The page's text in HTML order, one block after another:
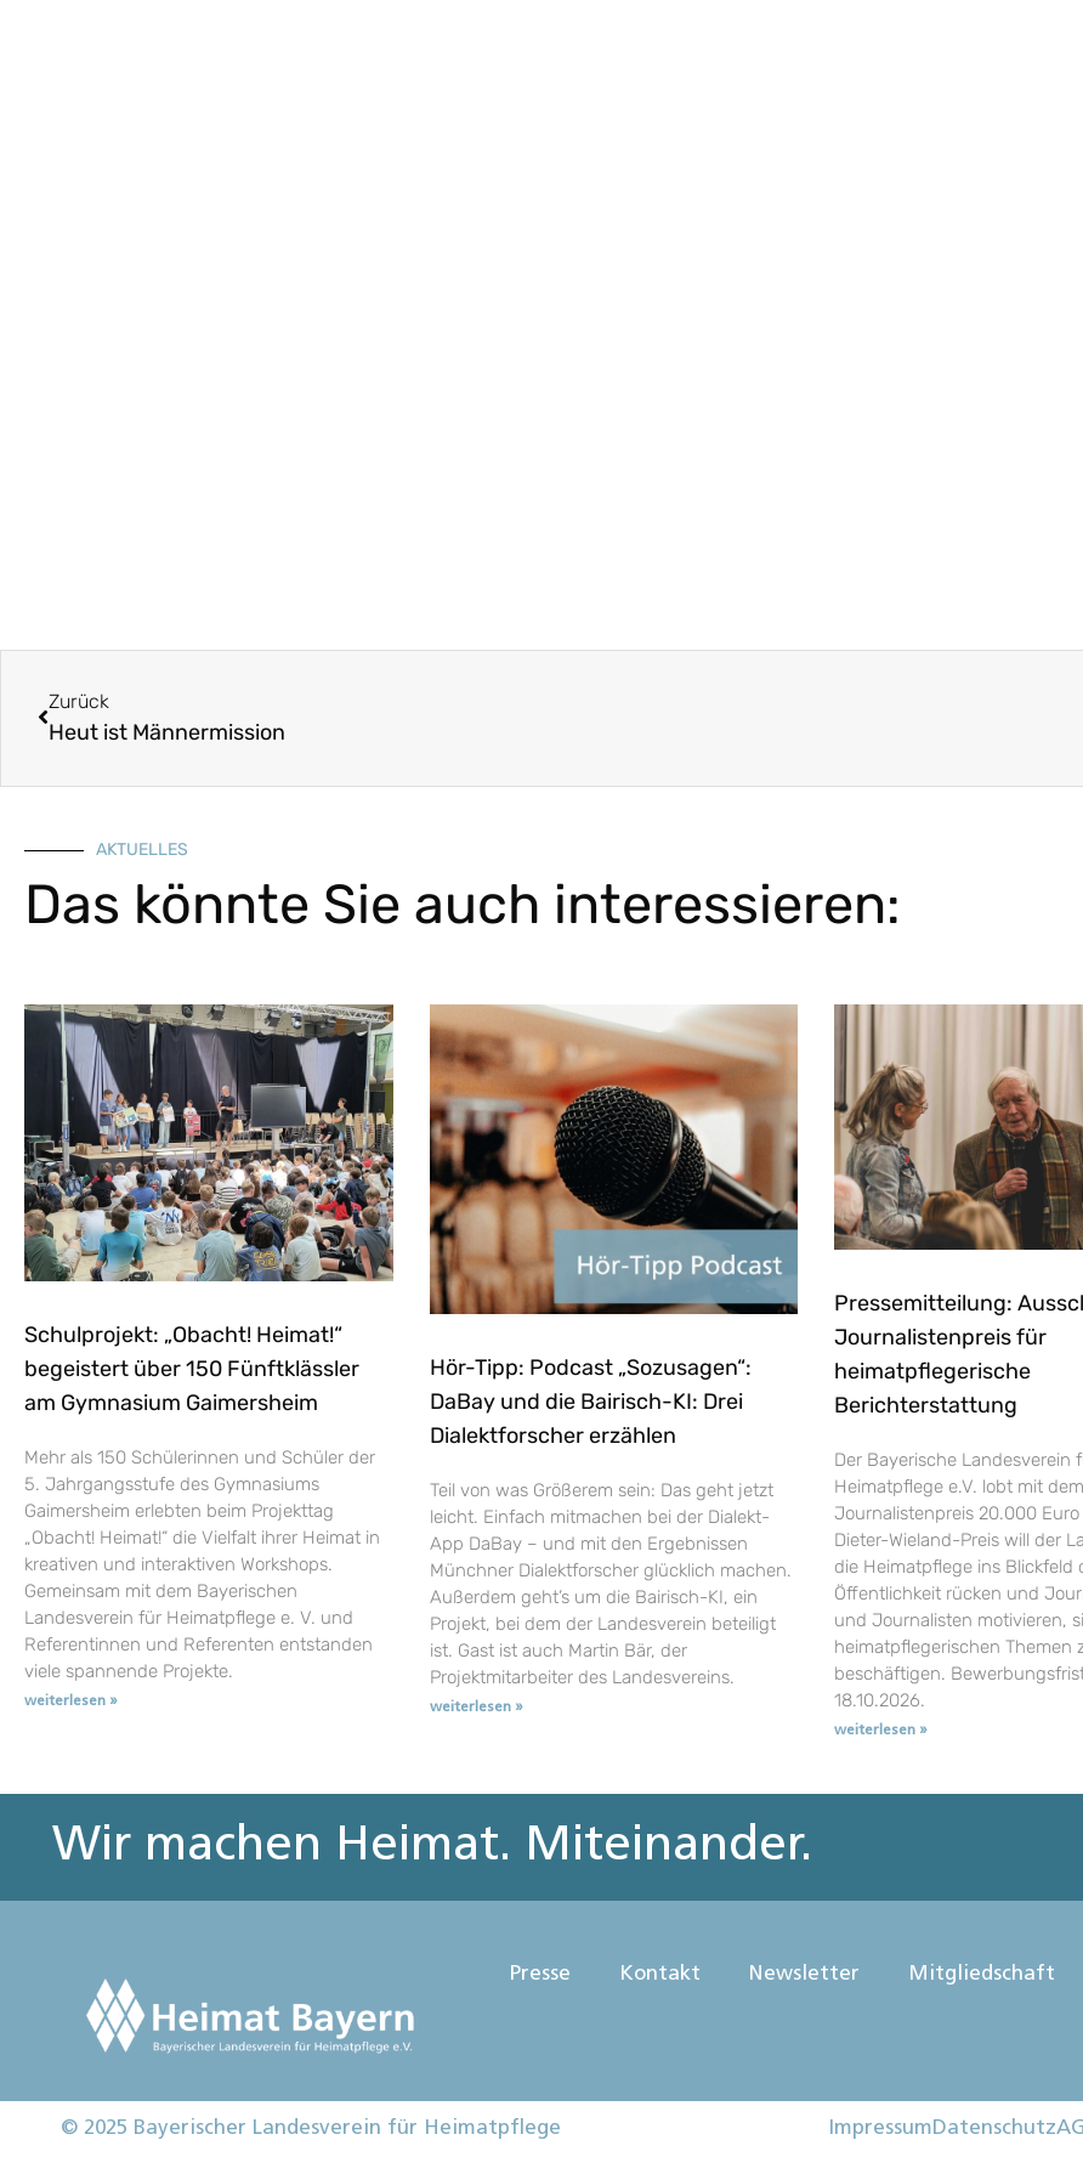
Zurück
Heut ist Männermission
AKTUELLES
Das könnte Sie auch interessieren:
Schulprojekt: „Obacht! Heimat!“
begeistert über 150 Fünftklässler
am Gymnasium Gaimersheim
Mehr als 150 Schülerinnen und Schüler der
5. Jahrgangsstufe des Gymnasiums
Gaimersheim erlebten beim Projekttag
„Obacht! Heimat!“ die Vielfalt ihrer Heimat in
kreativen und interaktiven Workshops.
Gemeinsam mit dem Bayerischen
Landesverein für Heimatpflege e. V. und
Referentinnen und Referenten entstanden
viele spannende Projekte.
weiterlesen »
Hör-Tipp: Podcast „Sozusagen“:
DaBay und die Bairisch-KI: Drei
Dialektforscher erzählen
Teil von was Größerem sein: Das geht jetzt
leicht. Einfach mitmachen bei der Dialekt-
App DaBay – und mit den Ergebnissen
Münchner Dialektforscher glücklich machen.
Außerdem geht’s um die Bairisch-KI, ein
Projekt, bei dem der Landesverein beteiligt
ist. Gast ist auch Martin Bär, der
Projektmitarbeiter des Landesvereins.
weiterlesen »
Pressemitteilung:
Journalistenpreis für
heimatpflegerische
Berichterstattung
Der Bayerische Landesverein
Heimatpflege e.V. lobt mit dem
Journalistenpreis 20.000
Dieter-Wieland-Preis will der
die Heimatpflege ins Blickfeld
Öffentlichkeit rücken und
und Journalisten motivieren,
heimatpflegerischen Themen
beschäftigen.
18.10.2026.
weiterlesen »
Wir machen Heimat. Miteinander.
Presse Kontakt Newsletter Mitgliedschaft
© 2025 Bayerischer Landesverein für Heimatpflege ImpressumDatenschutz